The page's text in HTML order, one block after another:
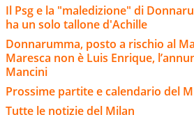
Il Psg e la "maledizione" di
ha un solo tallone d'Achille
Donnarumma, posto a rischio al
Maresca non è Luis Enrique,
Mancini
Prossime partite e calendario del
Tutte le notizie del Milan